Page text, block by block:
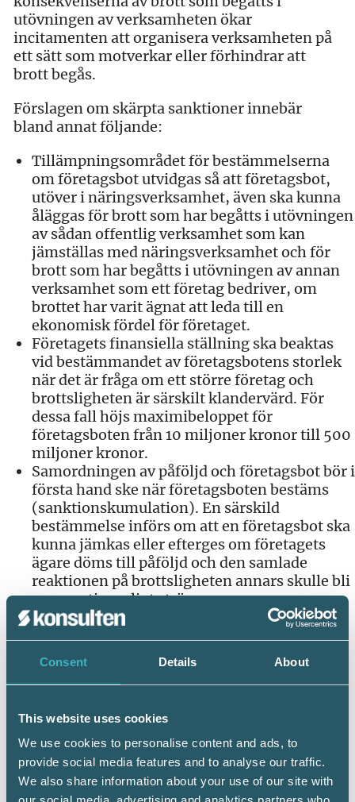
Consent Details About
This website uses cookies
We use cookies to personalise content and ads, to
provide social media features and to analyse our traffic.
We also share information about your use of our site with
utövningen av verksamheten ökar
incitamenten att organisera verksamheten på
ett sätt som motverkar eller förhindrar att
brott begås.
Förslagen om skärpta sanktioner innebär
bland annat följande:
Tillämpningsområdet för bestämmelserna
om företagsbot utvidgas så att företagsbot,
utöver i näringsverksamhet, även ska kunna
åläggas för brott som har begåtts i utövningen
av sådan offentlig verksamhet som kan
jämställas med näringsverksamhet och för
brott som har begåtts i utövningen av annan
verksamhet som ett företag bedriver, om
brottet har varit ägnat att leda till en
ekonomisk fördel för företaget.
Företagets finansiella ställning ska beaktas
vid bestämmandet av företagsbotens storlek
när det är fråga om ett större företag och
brottsligheten är särskilt klandervärd. För
dessa fall höjs maximibeloppet för
företagsboten från 10 miljoner kronor till 500
miljoner kronor.
Samordningen av påföljd och företagsbot bör i
första hand ske när företagsboten bestäms
(sanktionskumulation). En särskild
bestämmelse införs om att en företagsbot ska
kunna jämkas eller efterges om företagets
ägare döms till påföljd och den samlade
reaktionen på brottsligheten annars skulle bli
oproportionerligt sträng.
Svensk domstol ges utökad behörighet att
döma över vissa internationella mutbrott och
möjligheterna att förelägga företagsbot
genom strafföreläggande utökas.
januari 2020.
Källa: regeringen.se